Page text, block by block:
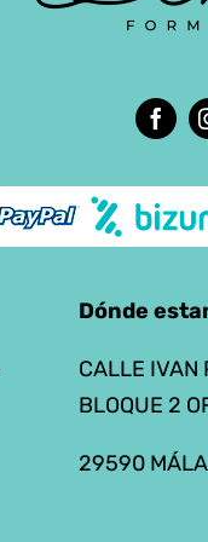
Dónde
CALLE IVAN
BLOQUE 2
29590